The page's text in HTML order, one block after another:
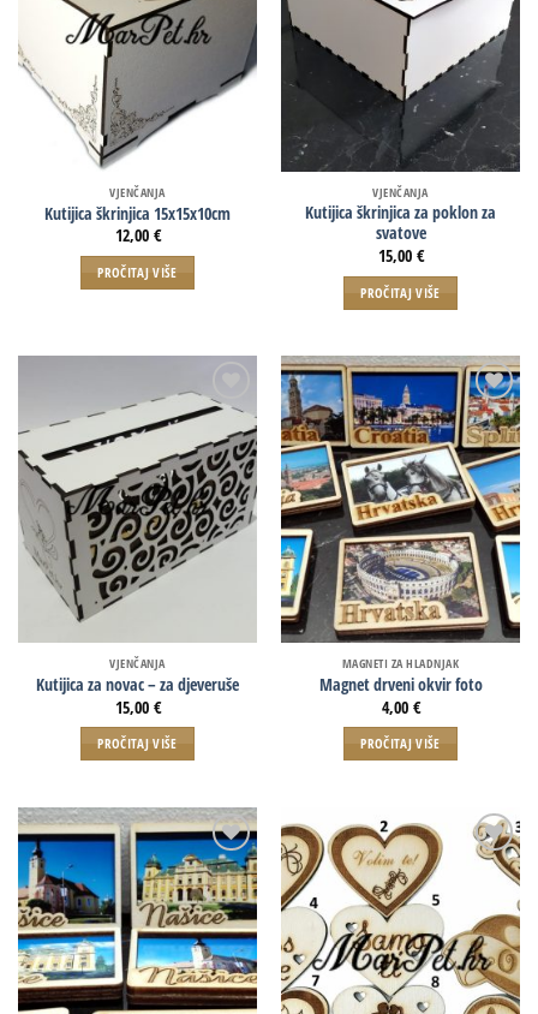
VJENČANJA
Kutijica škrinjica 15x15x10cm
12,00 €
PROČITAJ VIŠE
VJENČANJA
Kutijica škrinjica za poklon za
svatove
15,00 €
PROČITAJ VIŠE
VJENČANJA
Kutijica za novac – za djeveruše
15,00 €
PROČITAJ VIŠE
MAGNETI ZA HLADNJAK
Magnet drveni okvir foto
4,00 €
PROČITAJ VIŠE